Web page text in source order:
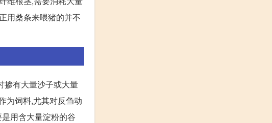
用桑条来喂猪的并不
掺有大量沙子或大量
为饲料,尤其对反刍动
用含大量淀粉的谷